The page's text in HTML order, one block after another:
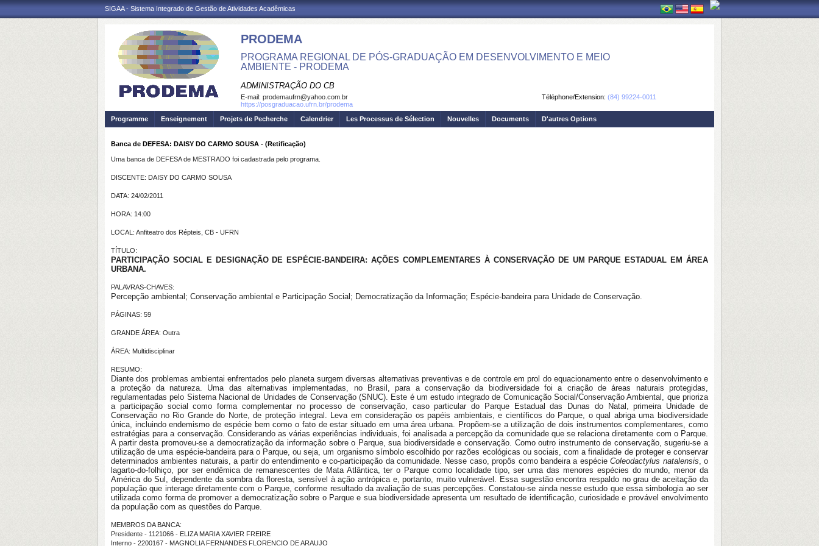
SIGAA - Sistema Integrado de Gestão de Atividades Acadêmicas
PRODEMA
PROGRAMA REGIONAL DE PÓS-GRADUAÇÃO EM DESENVOLVIMENTO E MEIO
AMBIENTE - PRODEMA
ADMINISTRAÇÃO DO CB
Téléphone/Extension: (84) 99224-0011
E-mail: prodemaufrn@yahoo.com.br
https://posgraduacao.ufrn.br/prodema
Programme
Enseignement Projets de Pecherche Calendrier Les Processus de Sélection Nouvelles Documents D'autres Options
Banca de DEFESA: DAISY DO CARMO SOUSA - (Retificação)
Uma banca de DEFESA de MESTRADO foi cadastrada pelo programa.
DISCENTE: DAISY DO CARMO SOUSA
DATA: 24/02/2011
HORA: 14:00
LOCAL: Anfiteatro dos Répteis, CB - UFRN
TÍTULO:
PARTICIPAÇÃO SOCIAL E DESIGNAÇÃO DE ESPÉCIE-BANDEIRA: AÇÕES COMPLEMENTARES À CONSERVAÇÃO DE UM PARQUE ESTADUAL EM ÁREA
URBANA.
PALAVRAS-CHAVES:
Percepção ambiental; Conservação ambiental e Participação Social; Democratização da Informação; Espécie-bandeira para Unidade de Conservação.
PÁGINAS: 59
GRANDE ÁREA: Outra
ÁREA: Multidisciplinar
RESUMO:
Diante dos problemas ambientai enfrentados pelo planeta surgem diversas alternativas preventivas e de controle em prol do equacionamento entre o desenvolvimento e
a proteção da natureza. Uma das alternativas implementadas, no Brasil, para a conservação da biodiversidade foi a criação de áreas naturais protegidas,
regulamentadas pelo Sistema Nacional de Unidades de Conservação (SNUC). Este é um estudo integrado de Comunicação Social/Conservação Ambiental, que prioriza
a participação social como forma complementar no processo de conservação, caso particular do Parque Estadual das Dunas do Natal, primeira Unidade de
Conservação no Rio Grande do Norte, de proteção integral. Leva em consideração os papéis ambientais, e científicos do Parque, o qual abriga uma biodiversidade
única, incluindo endemismo de espécie bem como o fato de estar situado em uma área urbana. Propõem-se a utilização de dois instrumentos complementares, como
estratégias para a conservação. Considerando as várias experiências individuais, foi analisada a percepção da comunidade que se relaciona diretamente com o Parque.
A partir desta promoveu-se a democratização da informação sobre o Parque, sua biodiversidade e conservação. Como outro instrumento de conservação, sugeriu-se a
utilização de uma espécie-bandeira para o Parque, ou seja, um organismo símbolo escolhido por razões ecológicas ou sociais, com a finalidade de proteger e conservar
determinados ambientes naturais, a partir do entendimento e co-participação da comunidade. Nesse caso, propôs como bandeira a espécieColeodactylus natalensis, o
lagarto-do-folhiço, por ser endêmica de remanescentes de Mata Atlântica, ter o Parque como localidade tipo, ser uma das menores espécies do mundo, menor da
América do Sul, dependente da sombra da floresta, sensível à ação antrópica e, portanto, muito vulnerável. Essa sugestão encontra respaldo no grau de aceitação da
população que interage diretamente com o Parque, conforme resultado da avaliação de suas percepções. Constatou-se ainda nesse estudo que essa simbologia ao ser
utilizada como forma de promover a democratização sobre o Parque e sua biodiversidade apresenta um resultado de identificação, curiosidade e provável envolvimento
da população com as questões do Parque.
MEMBROS DA BANCA:
Presidente - 1121066 - ELIZA MARIA XAVIER FREIRE
Interno - 2200167 - MAGNOLIA FERNANDES FLORENCIO DE ARAUJO